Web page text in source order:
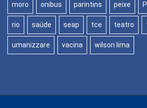
moro onibus parintins peixe
rio saúde seap tce teatro
umanizzare vacina wilson lima